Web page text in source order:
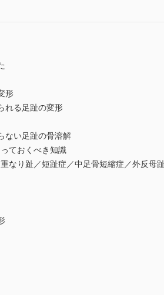
形
れる足趾の変形
い足趾の骨溶解
ておくべき知識
なり趾／短趾症／中足骨短縮症／外反